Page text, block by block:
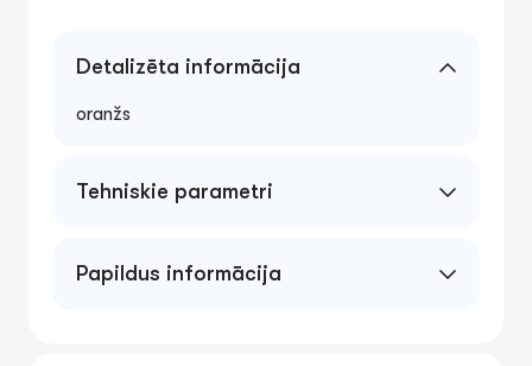
Detalizēta informācija
oranžs
Tehniskie parametri
Papildus informācija